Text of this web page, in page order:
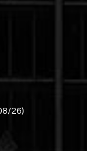
26)